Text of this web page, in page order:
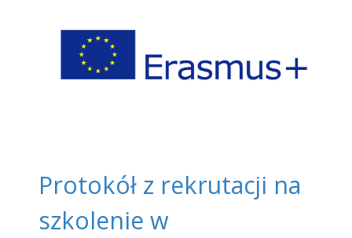
Protokół z rekrutacji na
szkolenie w